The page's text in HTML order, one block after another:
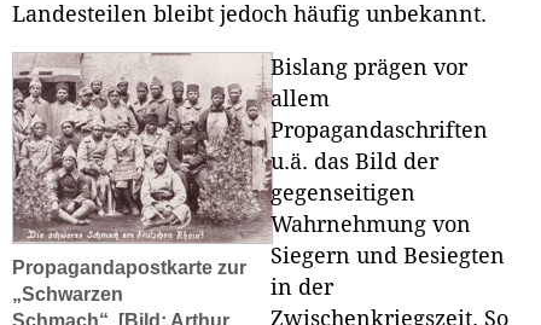
Landesteilen bleibt jedoch häufig unbekannt.
Propagandapostkarte zur
„Schwarzen
Schmach“
[Bild: Arthur
Bislang prägen vor
allem
Propagandaschriften
u.ä. das Bild der
gegenseitigen
Wahrnehmung von
Siegern und Besiegten
in der
Zwischenkriegszeit. So